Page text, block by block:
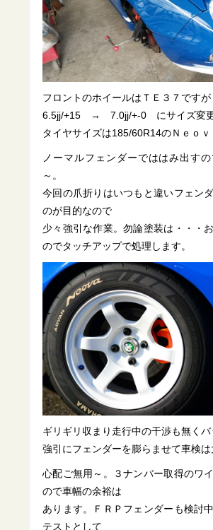
フロントのホイールはＴＥ３７ですが
6.5jj/+15 → 7.0jj/+-0 にサイズ変更
タイヤサイズは185/60R14のＮｅｏｖ
ノーマルフェンダーでははみ出す
～。
今回の爪折りはいつもと違いフェン
のが目的なので
少々強引な作業。勿論塗装は・・・
のでタッチアップで処理します。
ギリギリ収まり走行中の干渉も無くバ
強引にフェンダーを膨らませて車検は
心配ご無用～。３ナンバー取得のワ
ので車幅の余裕は
あります。ＦＲＰフェンダーも検討
テストとして